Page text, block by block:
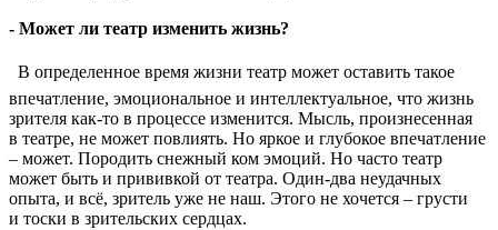
- Может ли театр изменить жизнь?
 В определенное время жизни театр может оставить такое
впечатление, эмоциональное и интеллектуальное, что жизнь
зрителя как-то в процессе изменится. Мысль, произнесенная
в театре, не может повлиять. Но яркое и глубокое впечатление
– может. Породить снежный ком эмоций. Но часто театр
может быть и прививкой от театра. Один-два неудачных
опыта, и всё, зритель уже не наш. Этого не хочется – грусти
и тоски в зрительских сердцах.